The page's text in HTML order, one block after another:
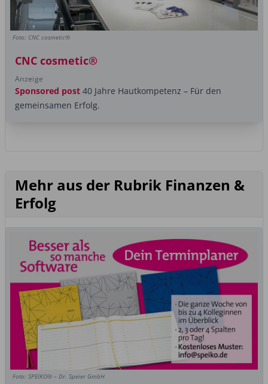
Foto: CNC cosmetic®
CNC cosmetic®
Anzeige
Sponsored post 40 Jahre Hautkompetenz – Für den
gemeinsamen Erfolg.
Mehr aus der Rubrik Finanzen &
Erfolg
Foto: SPEIKO® – Dr. Speier GmbH